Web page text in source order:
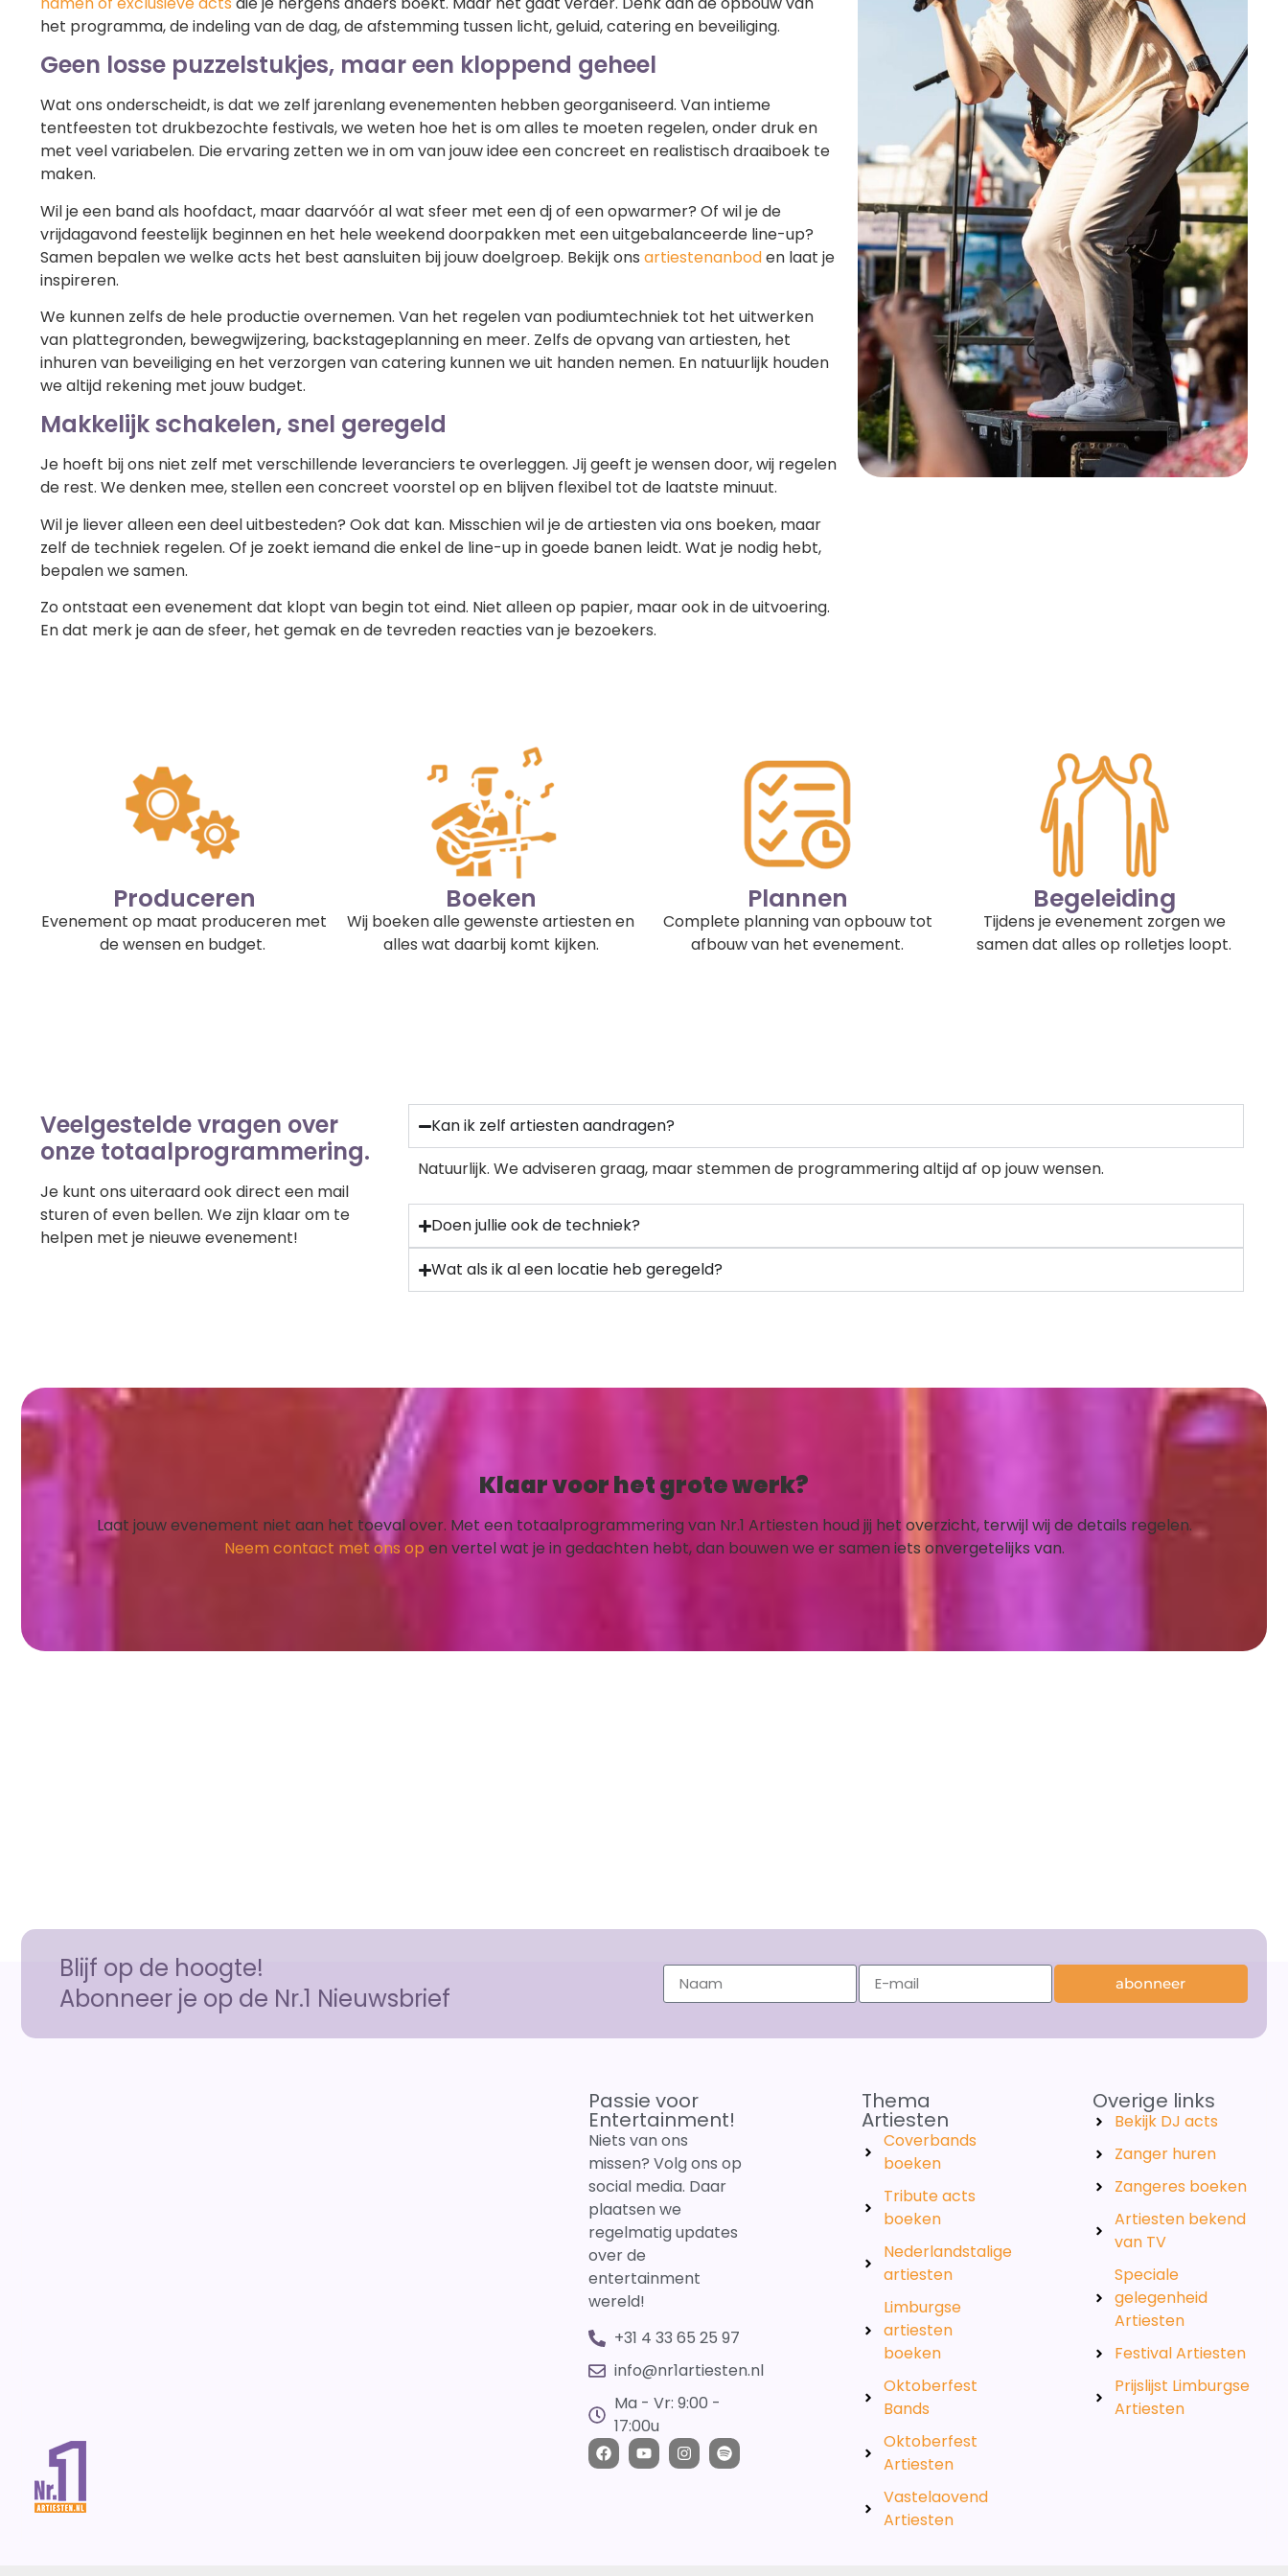
het programma, de indeling van de dag, de afstemming tussen licht, geluid, catering en beveiliging.
Geen losse puzzelstukjes, maar een kloppend geheel
Wat ons onderscheidt, is dat we zelf jarenlang evenementen hebben georganiseerd. Van intieme
tentfeesten tot drukbezochte festivals, we weten hoe het is om alles te moeten regelen, onder druk en
met veel variabelen. Die ervaring zetten we in om van jouw idee een concreet en realistisch draaiboek te
maken.
Wil je een band als hoofdact, maar daarvóór al wat sfeer met een dj of een opwarmer? Of wil je de
vrijdagavond feestelijk beginnen en het hele weekend doorpakken met een uitgebalanceerde line-up?
Samen bepalen we welke acts het best aansluiten bij jouw doelgroep. Bekijk ons artiestenanboden laat je
inspireren.
We kunnen zelfs de hele productie overnemen. Van het regelen van podiumtechniek tot het uitwerken
van plattegronden, bewegwijzering, backstageplanning en meer. Zelfs de opvang van artiesten, het
inhuren van beveiliging en het verzorgen van catering kunnen we uit handen nemen. En natuurlijk houden
we altijd rekening met jouw budget.
Makkelijk schakelen, snel geregeld
Je hoeft bij ons niet zelf met verschillende leveranciers te overleggen. Jij geeft je wensen door, wij regelen
de rest. We denken mee, stellen een concreet voorstel op en blijven flexibel tot de laatste minuut.
Wil je liever alleen een deel uitbesteden? Ook dat kan. Misschien wil je de artiesten via ons boeken, maar
zelf de techniek regelen. Of je zoekt iemand die enkel de line-up in goede banen leidt. Wat je nodig hebt,
bepalen we samen.
Zo ontstaat een evenement dat klopt van begin tot eind. Niet alleen op papier, maar ook in de uitvoering.
En dat merk je aan de sfeer, het gemak en de tevreden reacties van je bezoekers.
Produceren
Evenement op maat produceren met
de wensen en budget.
Boeken
Wij boeken alle gewenste artiesten en
alles wat daarbij komt kijken.
Plannen
Complete planning van opbouw tot
afbouw van het evenement.
Begeleiding
Tijdens je evenement zorgen we
samen dat alles op rolletjes loopt.
Veelgestelde vragen over
onze totaalprogrammering.
Je kunt ons uiteraard ook direct een mail
sturen of even bellen. We zijn klaar om te
helpen met je nieuwe evenement!
Kan ik zelf artiesten aandragen?
Natuurlijk. We adviseren graag, maar stemmen de programmering altijd af op jouw wensen.
Doen jullie ook de techniek?
Wat als ik al een locatie heb geregeld?
Klaar voor het grote werk?
Laat jouw evenement niet aan het toeval over. Met een totaalprogrammering van Nr.1 Artiesten houd jij het overzicht, terwijl wij de details regelen.
Neem contact met ons op en vertel wat je in gedachten hebt, dan bouwen we er samen iets onvergetelijks van.
Blijf op de hoogte!
Abonneer je op de Nr.1 Nieuwsbrief
abonneer
Passie voor
Entertainment!
Niets van ons
missen? Volg ons op
social media. Daar
plaatsen we
regelmatig updates
over de
entertainment
wereld!
+31 4 33 65 25 97
info@nr1artiesten.nl
Ma - Vr: 9:00 -
17:00u
Thema
Artiesten
Coverbands
boeken
Tribute acts
boeken
Nederlandstalige
artiesten
Limburgse
artiesten
boeken
Oktoberfest
Bands
Oktoberfest
Artiesten
Vastelaovend
Artiesten
Overige links
Bekijk DJ acts
Zanger huren
Zangeres boeken
Artiesten bekend
van TV
Speciale
gelegenheid
Artiesten
Festival Artiesten
Prijslijst Limburgse
Artiesten